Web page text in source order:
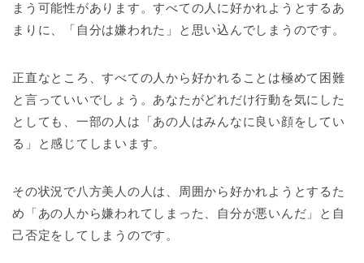
まう可能性があります。すべての人に好かれようとするあ
まりに、「自分は嫌われた」と思い込んでしまうのです。
正直なところ、すべての人から好かれることは極めて困難
と言っていいでしょう。あなたがどれだけ行動を気にした
としても、一部の人は「あの人はみんなに良い顔をしてい
る」と感じてしまいます。
その状況で八方美人の人は、周囲から好かれようとするた
め「あの人から嫌われてしまった、自分が悪いんだ」と自
己否定をしてしまうのです。